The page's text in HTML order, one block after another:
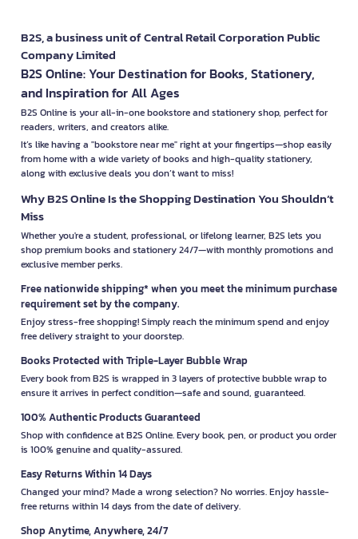
B2S, a business unit of Central Retail Corporation Public
Company Limited
B2S Online: Your Destination for Books, Stationery,
and Inspiration for All Ages
B2S Online is your all-in-one bookstore and stationery shop, perfect for
readers, writers, and creators alike.
It’s like having a "bookstore near me" right at your fingertips—shop easily
from home with a wide variety of books and high-quality stationery,
along with exclusive deals you don’t want to miss!
Why B2S Online Is the Shopping Destination You Shouldn’t
Miss
Whether you're a student, professional, or lifelong learner, B2S lets you
shop premium books and stationery 24/7—with monthly promotions and
exclusive member perks.
Free nationwide shipping* when you meet the minimum purchase
requirement set by the company.
Enjoy stress-free shopping! Simply reach the minimum spend and enjoy
free delivery straight to your doorstep.
Books Protected with Triple-Layer Bubble Wrap
Every book from B2S is wrapped in 3 layers of protective bubble wrap to
ensure it arrives in perfect condition—safe and sound, guaranteed.
100% Authentic Products Guaranteed
Shop with confidence at B2S Online. Every book, pen, or product you order
is 100% genuine and quality-assured.
Easy Returns Within 14 Days
Changed your mind? Made a wrong selection? No worries. Enjoy hassle-
free returns within 14 days from the date of delivery.
Shop Anytime, Anywhere, 24/7